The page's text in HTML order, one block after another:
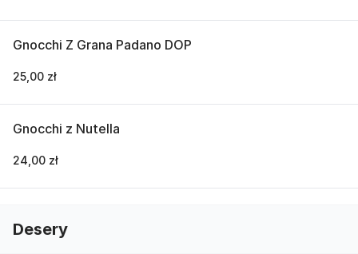
Gnocchi Z Grana Padano DOP
25,00 zł
Gnocchi z Nutella
24,00 zł
Desery